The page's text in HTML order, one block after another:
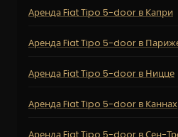
Аренда Fiat Tipo 5-door в Капри
Аренда Fiat Tipo 5-door в
Аренда Fiat Tipo 5-door в Ницце
Аренда Fiat Tipo 5-door в Каннах